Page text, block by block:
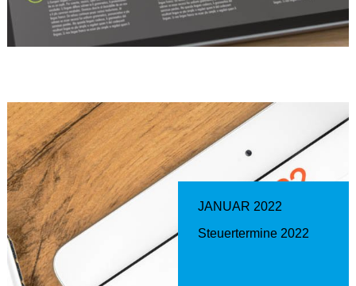
JANUAR 2022
Steuertermine 2022